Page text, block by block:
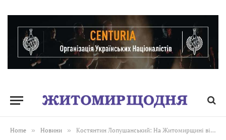
Home » Новини » Костянтин Лопушанський: На Житомирщині відбувся благодійний турнір серед військових. Футбол заради підтримки